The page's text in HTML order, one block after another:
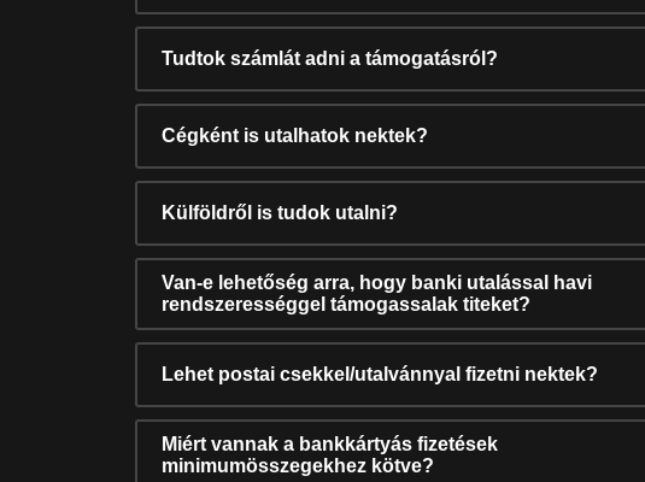
Tudtok számlát adni a támogatásról?
Cégként is utalhatok nektek?
Külföldről is tudok utalni?
Van-e lehetőség arra, hogy banki utalással havi
rendszerességgel támogassalak titeket?
Lehet postai csekkel/utalvánnyal fizetni nektek?
Miért vannak a bankkártyás fizetések
minimumösszegekhez kötve?